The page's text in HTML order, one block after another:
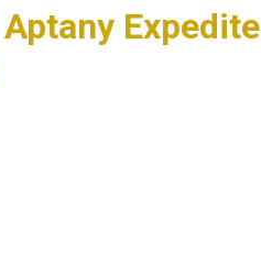
Expedite